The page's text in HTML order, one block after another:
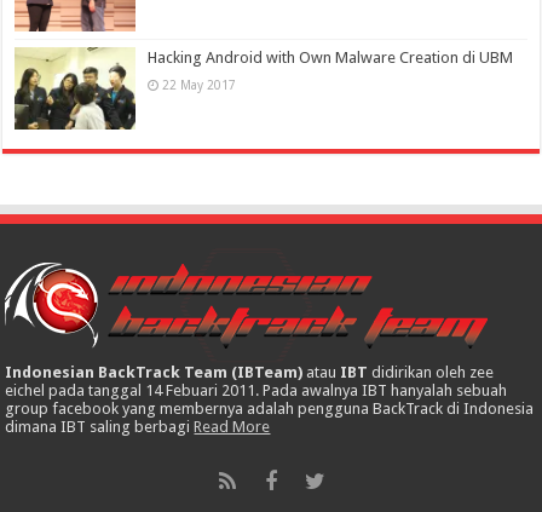
Hacking Android with Own Malware Creation di UBM
22 May 2017
Indonesian BackTrack Team (IBTeam) atau IBT didirikan oleh zee
eichel pada tanggal 14 Febuari 2011. Pada awalnya IBT hanyalah sebuah
group facebook yang membernya adalah pengguna BackTrack di Indonesia
dimana IBT saling berbagiRead More